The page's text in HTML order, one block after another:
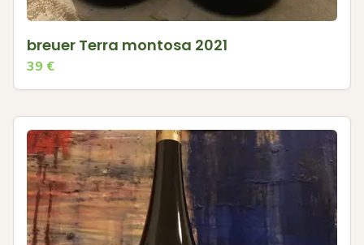
breuer Terra montosa 2021
39 €